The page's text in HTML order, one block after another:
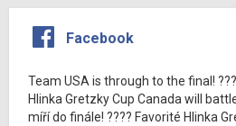
Facebook
Team USA is through to the final!
Hlinka Gretzky Cup Canada will
míří do finále! ???? Favorité Hlinka